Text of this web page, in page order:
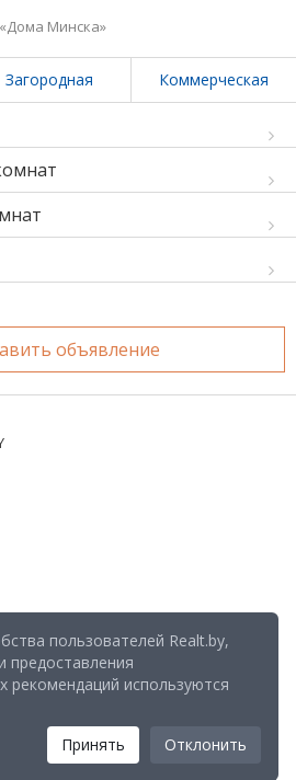
Минска»
Загородная Коммерческая
объявление
пользователей Realt.by,
предоставления
рекомендаций используются
Принять Отклонить